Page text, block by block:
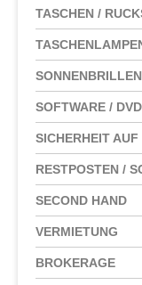
TASCHEN /
SONNENBRILLEN
SOFTWARE /
SICHERHEIT AUF
RESTPOSTEN /
SECOND HAND
VERMIETUNG
BROKERAGE